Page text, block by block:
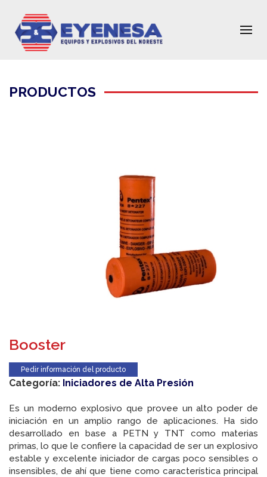
PRODUCTOS
Booster
Pedir información del producto
Categoría: Iniciadores de Alta Presión
Es un moderno explosivo que provee un alto poder de
iniciación en un amplio rango de aplicaciones. Ha sido
desarrollado en base a PETN y TNT como materias
primas, lo que le confiere la capacidad de ser un explosivo
estable y excelente iniciador de cargas poco sensibles o
insensibles, de ahí que tiene como característica principal